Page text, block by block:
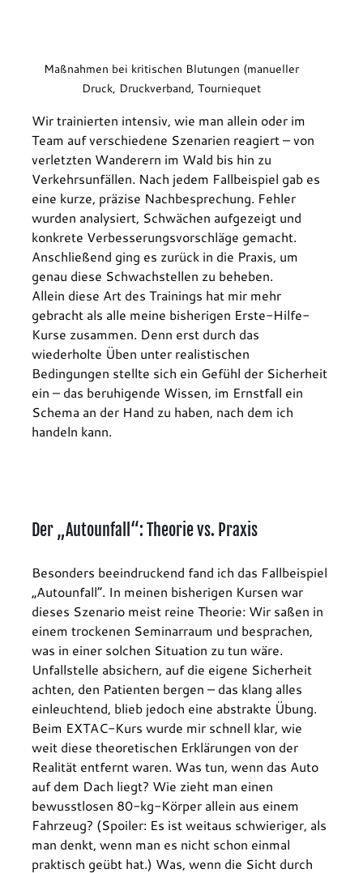
Maßnahmen bei kritischen Blutungen (manueller
Druck, Druckverband, Tourniequet
Wir trainierten intensiv, wie man allein oder im
Team auf verschiedene Szenarien reagiert – von
verletzten Wanderern im Wald bis hin zu
Verkehrsunfällen. Nach jedem Fallbeispiel gab es
eine kurze, präzise Nachbesprechung. Fehler
wurden analysiert, Schwächen aufgezeigt und
konkrete Verbesserungsvorschläge gemacht.
Anschließend ging es zurück in die Praxis, um
genau diese Schwachstellen zu beheben.
Allein diese Art des Trainings hat mir mehr
gebracht als alle meine bisherigen Erste-Hilfe-
Kurse zusammen. Denn erst durch das
wiederholte Üben unter realistischen
Bedingungen stellte sich ein Gefühl der Sicherheit
ein – das beruhigende Wissen, im Ernstfall ein
Schema an der Hand zu haben, nach dem ich
handeln kann.
Der „Autounfall“: Theorie vs. Praxis
Besonders beeindruckend fand ich das Fallbeispiel
„Autounfall“. In meinen bisherigen Kursen war
dieses Szenario meist reine Theorie: Wir saßen in
einem trockenen Seminarraum und besprachen,
was in einer solchen Situation zu tun wäre.
Unfallstelle absichern, auf die eigene Sicherheit
achten, den Patienten bergen – das klang alles
einleuchtend, blieb jedoch eine abstrakte Übung.
Beim EXTAC-Kurs wurde mir schnell klar, wie
weit diese theoretischen Erklärungen von der
Realität entfernt waren. Was tun, wenn das Auto
auf dem Dach liegt? Wie zieht man einen
bewusstlosen 80-kg-Körper allein aus einem
Fahrzeug? (Spoiler: Es ist weitaus schwieriger, als
man denkt, wenn man es nicht schon einmal
praktisch geübt hat.) Was, wenn die Sicht durch